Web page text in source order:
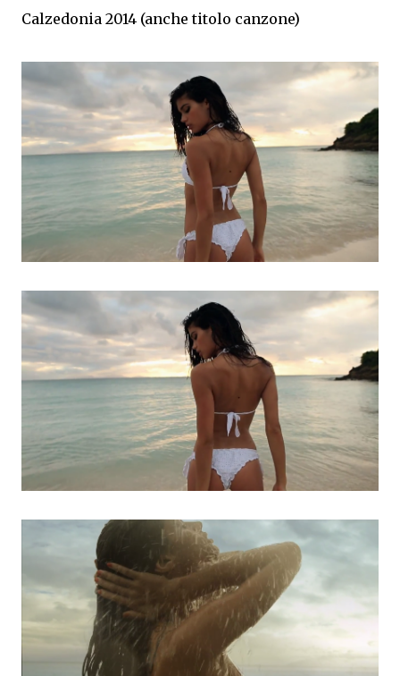
Calzedonia 2014 (anche titolo canzone)